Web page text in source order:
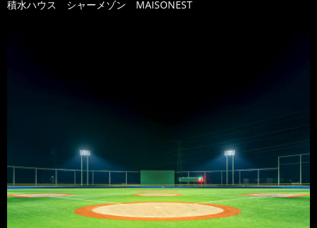
積水ハウス シャーメゾン MAISONEST